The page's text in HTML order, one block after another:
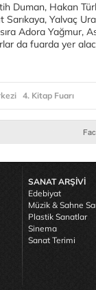
Duman, Hakan
Yalvaç
Adora Yağmur,
da fuarda yer
4. Kitap Fuarı
SANAT ARŞİVİ
Edebiyat
Müzik & Sahne
Plastik Sanatlar
Sinema
Sanat Terimi